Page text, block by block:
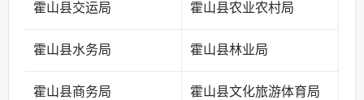
霍山县交运局 霍山县农业农村局
霍山县水务局 霍山县林业局
霍山县商务局 霍山县文化旅游体育局